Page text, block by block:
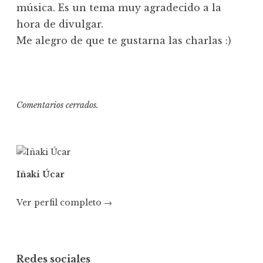
música. Es un tema muy agradecido a la
hora de divulgar.
Me alegro de que te gustarna las charlas :)
Comentarios cerrados.
Iñaki Úcar
Ver perfil completo →
Redes sociales